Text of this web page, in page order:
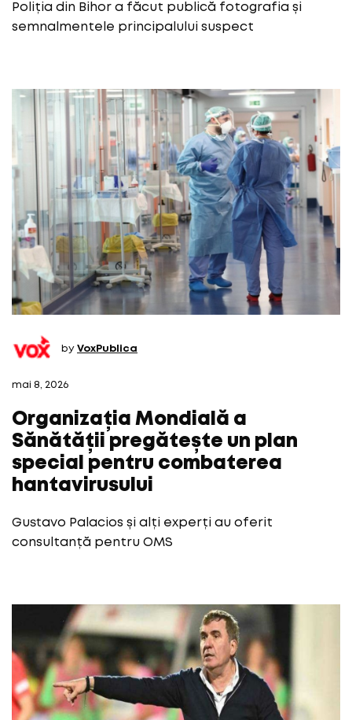
Poliția din Bihor a făcut publică fotografia și
semnalmentele principalului suspect
by VoxPublica
mai 8, 2026
Organizația Mondială a
Sănătății pregătește un plan
special pentru combaterea
hantavirusului
Gustavo Palacios și alți experți au oferit
consultanță pentru OMS